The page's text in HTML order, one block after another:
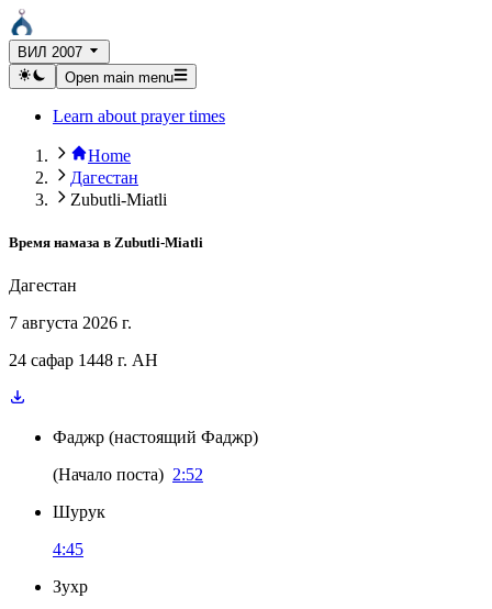
ВИЛ 2007
Open main menu
Learn about prayer times
Home
Дагестан
Zubutli-Miatli
Время намаза в Zubutli-Miatli
Дагестан
7 августа 2026 г.
24 сафар 1448 г. AH
Фаджр (настоящий Фаджр)
(Начало поста) 2:52
Шурук
4:45
Зухр